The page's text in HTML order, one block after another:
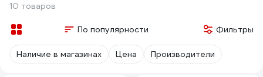
10 товаров
По популярности Фильтры
Наличие в магазинах Цена Производители